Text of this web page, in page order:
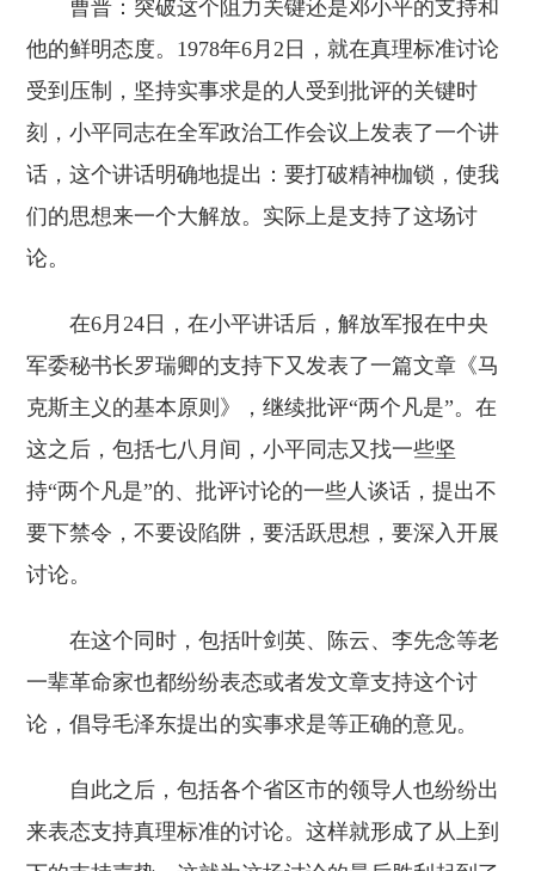
曹普：突破这个阻力关键还是邓小平的支持和
他的鲜明态度。1978年6月2日，就在真理标准讨论
受到压制，坚持实事求是的人受到批评的关键时
刻，小平同志在全军政治工作会议上发表了一个讲
话，这个讲话明确地提出：要打破精神枷锁，使我
们的思想来一个大解放。实际上是支持了这场讨
论。
在6月24日，在小平讲话后，解放军报在中央
军委秘书长罗瑞卿的支持下又发表了一篇文章《马
克斯主义的基本原则》，继续批评“两个凡是”。在
这之后，包括七八月间，小平同志又找一些坚
持“两个凡是”的、批评讨论的一些人谈话，提出不
要下禁令，不要设陷阱，要活跃思想，要深入开展
讨论。
在这个同时，包括叶剑英、陈云、李先念等老
一辈革命家也都纷纷表态或者发文章支持这个讨
论，倡导毛泽东提出的实事求是等正确的意见。
自此之后，包括各个省区市的领导人也纷纷出
来表态支持真理标准的讨论。这样就形成了从上到